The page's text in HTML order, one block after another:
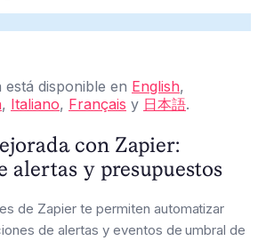
está disponible en English,
, Italiano, Français y 日本語.
con Zapier:
alertas y presupuestos
de Zapier te permiten automatizar
de alertas y eventos de umbral de